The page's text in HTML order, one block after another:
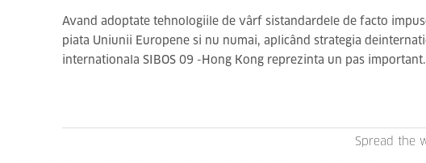
Avand adoptate tehnologiile de vârf sistandardele de facto
piata Uniunii Europene si nu numai, aplicând strategia
internationala SIBOS 09 -Hong Kong reprezinta un pas important.
Spread the